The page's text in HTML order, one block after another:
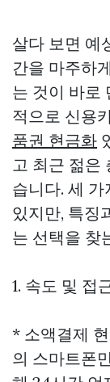
살다 보면 예
간을 마주하
는 것이 바로
적으로 신용
품권 현금화
고 최근 젊은
습니다. 세
있지만, 특징
는 선택을 찾
1. 속도 및 접
* 소액결제
의 스마트폰